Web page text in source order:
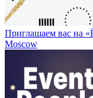
Приглашаем вас на
Moscow